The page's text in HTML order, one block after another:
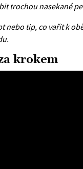
trochou nasekané
nebo tip, co vařit k
.
krokem